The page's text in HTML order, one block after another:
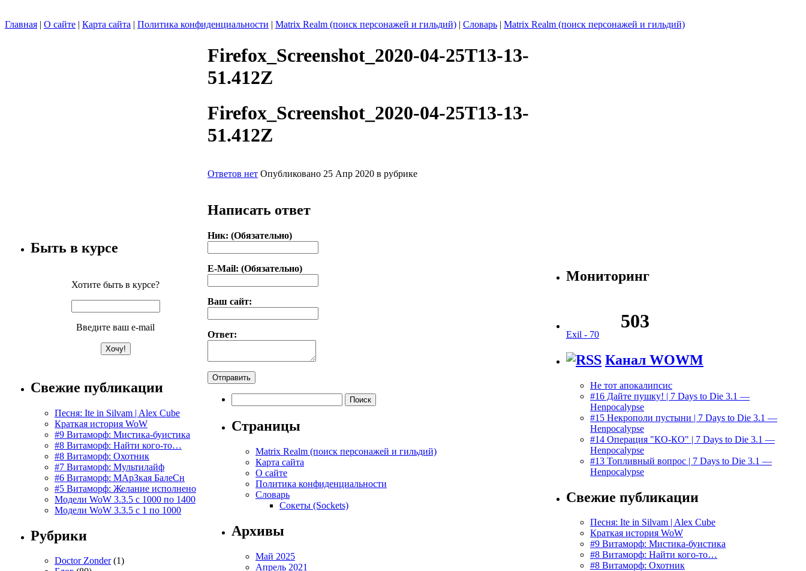
Главная | О сайте | Карта сайта | Политика конфиденциальности | Matrix Realm (поиск персонажей и гильдий) | Словарь | Matrix Realm (поиск персонажей и гильдий)
Быть в курсе
Хотите быть в курсе?
Введите ваш e-mail
Свежие публикации
Песня: Ite in Silvam | Alex Cube
Краткая история WoW
#9 Витаморф: Мистика-буистика
#8 Витаморф: Найти кого-то…
#8 Витаморф: Охотник
#7 Витаморф: Мультилайф
#6 Витаморф: МАрЗкая БалеСн
#5 Витаморф: Желание исполнено
Модели WoW 3.3.5 с 1000 по 1400
Модели WoW 3.3.5 с 1 по 1000
Рубрики
Doctor Zonder(1)
Firefox_Screenshot_2020-04-25T13-13-
51.412Z
Firefox_Screenshot_2020-04-25T13-13-
51.412Z
Ответов нет Опубликовано 25 Апр 2020 в рубрике
Написать ответ
Ник: (Обязательно)
E-Mail: (Обязательно)
Ваш сайт:
Ответ:
Страницы
Matrix Realm (поиск персонажей и гильдий)
Карта сайта
О сайте
Политика конфиденциальности
Словарь
Сокеты (Sockets)
Архивы
Май 2025
Апрель 2021
Мониторинг
Exil - 70
Канал WOWM
Не тот апокалипсис
#16 Дайте пушку! | 7 Days to Die 3.1 —
Henpocalypse
#15 Некрополи пустыни | 7 Days to Die 3.1 —
Henpocalypse
#14 Операция "КО-КО" | 7 Days to Die 3.1 —
Henpocalypse
#13 Топливный вопрос | 7 Days to Die 3.1 —
Henpocalypse
Свежие публикации
Песня: Ite in Silvam | Alex Cube
Краткая история WoW
#9 Витаморф: Мистика-буистика
#8 Витаморф: Найти кого-то…
#8 Витаморф: Охотник